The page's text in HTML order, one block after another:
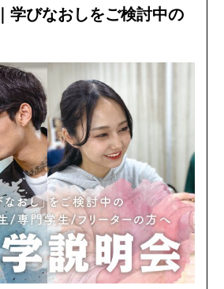
学びなおしをご検討中の